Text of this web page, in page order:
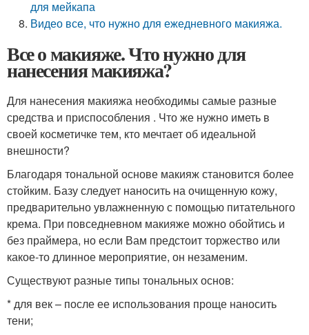
для мейкапа
Видео все, что нужно для ежедневного макияжа.
Все о макияже. Что нужно для
нанесения макияжа?
Для нанесения макияжа необходимы самые разные
средства и приспособления . Что же нужно иметь в
своей косметичке тем, кто мечтает об идеальной
внешности?
Благодаря тональной основе макияж становится более
стойким. Базу следует наносить на очищенную кожу,
предварительно увлажненную с помощью питательного
крема. При повседневном макияже можно обойтись и
без праймера, но если Вам предстоит торжество или
какое-то длинное мероприятие, он незаменим.
Существуют разные типы тональных основ:
* для век – после ее использования проще наносить
тени;